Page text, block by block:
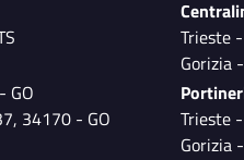
GO
34170 - GO
Trieste
Gorizia
Trieste
Gorizia